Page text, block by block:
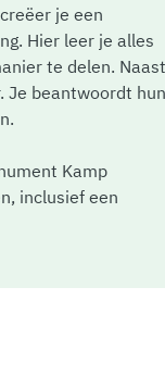
je een
Hier leer je alles
te delen. Naast
Je beantwoordt hun
Kamp
inclusief een